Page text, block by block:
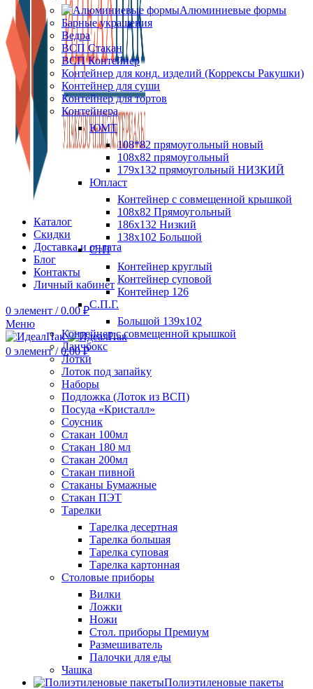
Каталог
Скидки
Доставка и оплата
Блог
Контакты
Личный кабинет
0 элемент / 0.00₽
Меню
0 элемент / 0.00₽
Алюминиевые формы
Барные украшения
Ведра
ВСП Стакан
ВСП Контейнер
Контейнер для конд. изделий (Коррексы Ракушки)
Контейнер для суши
Контейнер для тортов
Контейнера
ЮМТ
108*82 прямоугольный новый
108х82 прямоугольный
179х132 прямоугольный НИЗКИЙ
Юпласт
Контейнер с совмещенной крышкой
108х82 Прямоугольный
186х132 Низкий
138х102 Большой
СтП
Контейнер круглый
Контейнер суповой
Контейнер 126
С.П.Г.
Большой 139х102
Контейнер с совмещенной крышкой
Ланчбокс
Лотки
Лоток под запайку
Наборы
Подложка (Лоток из ВСП)
Посуда «Кристалл»
Соусник
Стакан 100мл
Стакан 180 мл
Стакан 200мл
Стакан пивной
Стаканы Бумажные
Стакан ПЭТ
Тарелки
Тарелка десертная
Тарелка большая
Тарелка суповая
Тарелка картонная
Столовые приборы
Вилки
Ложки
Ножи
Стол. приборы Премиум
Размешиватель
Палочки для еды
Чашка
Полиэтиленовые пакеты